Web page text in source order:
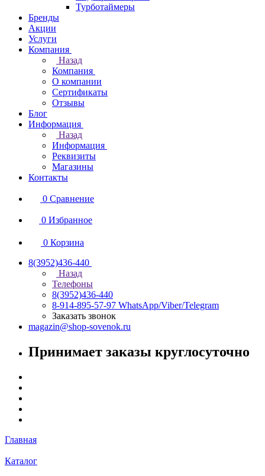
Турботаймеры
Бренды
Акции
Услуги
Компания
Назад
Компания
О компании
Сертификаты
Отзывы
Блог
Информация
Назад
Информация
Реквизиты
Магазины
Контакты
0 Сравнение
0 Избранное
0 Корзина
8(3952)436-440
Назад
Телефоны
8(3952)436-440
8-914-895-57-97 WhatsApp/Viber/Telegram
Заказать звонок
magazin@shop-sovenok.ru
Принимает заказы круглосуточно
Главная
Каталог